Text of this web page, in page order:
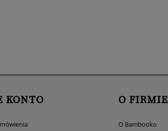
KONTO O FIRMIE
O Bambooko